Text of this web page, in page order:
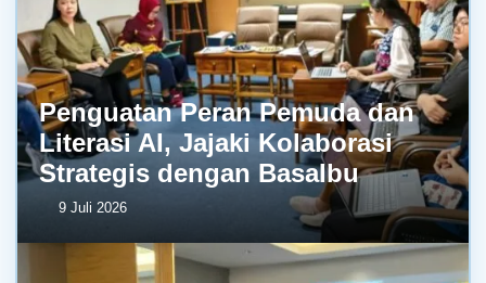
Penguatan Peran Pemuda dan
Literasi AI, Jajaki Kolaborasi
Strategis dengan BasaIbu
9 Juli 2026